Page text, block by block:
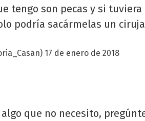
tengo son pecas y si tuviera
podría sacármelas un
17 de enero de 2018
que no necesito,